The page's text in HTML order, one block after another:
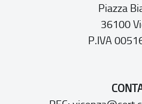
Piazza
36100
P.IVA